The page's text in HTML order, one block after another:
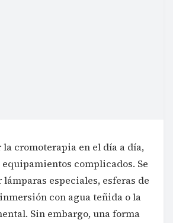
cromoterapia en el día a día,
complicados. Se
especiales, esferas de
con agua teñida o la
Sin embargo, una forma